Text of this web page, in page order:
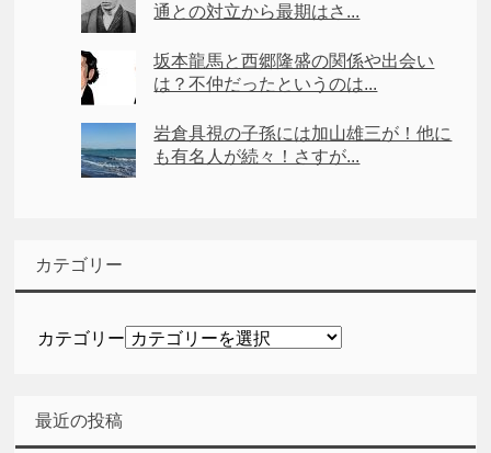
通との対立から最期はさ...
坂本龍馬と西郷隆盛の関係や出会い
は？不仲だったというのは...
岩倉具視の子孫には加山雄三が！他に
も有名人が続々！さすが...
カテゴリー
カテゴリー
最近の投稿